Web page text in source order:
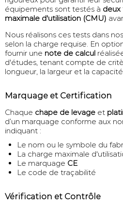
équipements sont testés à deux
maximale d'utilisation (CMU)
Nous réalisons ces tests dans nos
selon la charge requise. En
fournir une note de calcul
d'études, tenant compte de
longueur, la largeur et la
Marquage et Certification
Chaque chape de levage et
d’un marquage conforme aux
indiquant :
Le nom ou le symbole du
La charge maximale
Le marquage CE
Le code de traçabilité
Vérification et Contrôle